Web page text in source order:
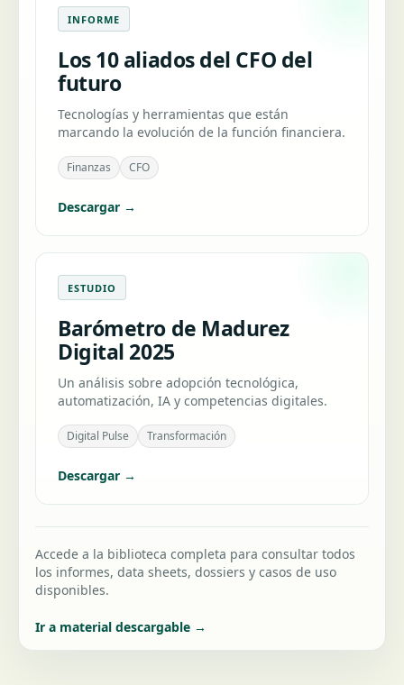
INFORME
Los 10 aliados del CFO del
futuro
Tecnologías y herramientas que están
marcando la evolución de la función financiera.
Finanzas CFO
Descargar →
ESTUDIO
Barómetro de Madurez
Digital 2025
Un análisis sobre adopción tecnológica,
automatización, IA y competencias digitales.
Digital Pulse Transformación
Descargar →
Accede a la biblioteca completa para consultar todos
los informes, data sheets, dossiers y casos de uso
disponibles.
Ir a material descargable →